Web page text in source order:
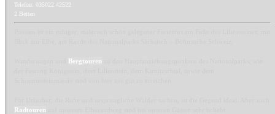
Telefon: 035022 42522
2 Betten
Bergtouren
Radtouren